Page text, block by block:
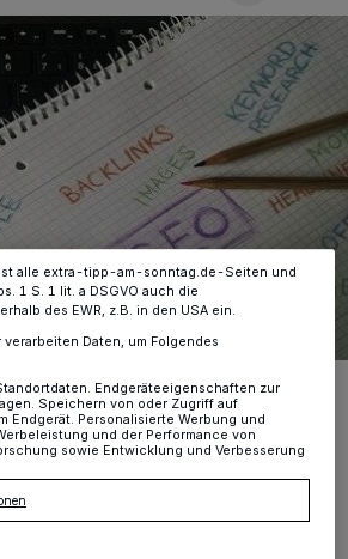
speichern und greifen auf
wie Browserdaten oder eindeutige
zu. Durch Auswahl von OK aktivieren Sie
für die unter „Wir und unsere Partner
Dienste bereitzustellen“ aufgeführten
deaktiviert sind, sind manche Inhalte und
nicht mehr so relevant für Sie. Sie können
aufrufen, um Ihre Einstellungen zu
zu widerrufen, indem Sie auf den Link
am unteren Rand der Webseite klicken.
innerhalb unseres Website. Weitere
in unserer Datenschutzerklärung.
alle extra-tipp-am-sonntag.de-Seiten und
1 S. 1 lit. a DSGVO auch die
des EWR, z.B. in den USA ein.
Daten, um Folgendes
Endgeräteeigenschaften zur
Speichern von oder Zugriff auf
Endgerät. Personalisierte Werbung und
und der Performance von
sowie Entwicklung und Verbesserung